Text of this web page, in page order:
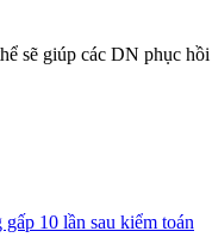
sẽ giúp các DN phục hồi
10 lần sau kiểm toán